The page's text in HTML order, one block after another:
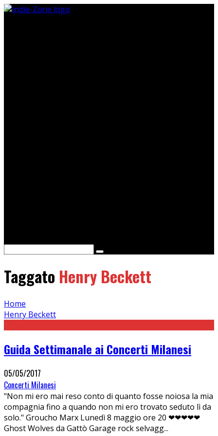
Taggato Henry Beckett
Home
Henry Beckett
Guida Settimanale ai Concerti Milanesi
05/05/2017
Concerti Milanesi
"Non mi ero mai reso conto di quanto fosse noiosa la mia
compagnia fino a quando non mi ero trovato seduto lì da
solo." Groucho Marx Lunedì 8 maggio ore 20 ❤❤❤❤❤
Ghost Wolves da Gattò Garage rock selvagg...